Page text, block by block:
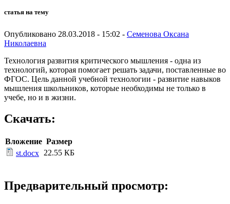
статья на тему
Опубликовано 28.03.2018 - 15:02 - Семенова Оксана
Николаевна
Технология развития критического мышления - одна из
технологий, которая помогает решать задачи, поставленные во
ФГОС. Цель данной учебной технологии - развитие навыков
мышления школьников, которые необходимы не только в
учебе, но и в жизни.
Скачать:
Вложение Размер
st.docx 22.55 КБ
Предварительный просмотр: